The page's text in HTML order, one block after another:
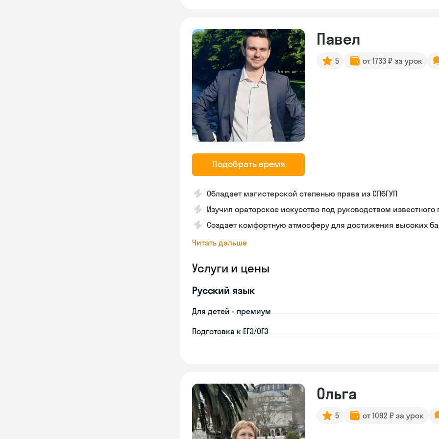
Подобрать время
Павел
5 от 1733 ₽ за урок
Обладает магистерской степенью права из СПбГУП
Изучил ораторское искусство под руководством известного
Создает комфортную атмосферу для достижения высоких
Читать дальше
Услуги и цены
Русский язык
Для детей - премиум
Подготовка к ЕГЭ/ОГЭ
Ольга
5 от 1092 ₽ за урок